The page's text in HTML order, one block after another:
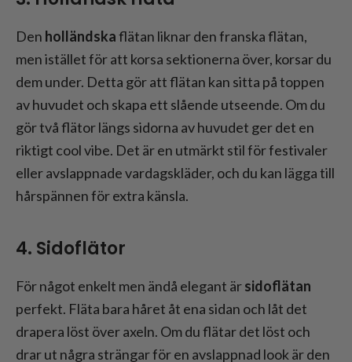
Den holländskaflätan liknar den franska flätan,
men istället för att korsa sektionerna över, korsar du
dem under. Detta gör att flätan kan sitta på toppen
av huvudet och skapa ett slående utseende. Om du
gör två flätor längs sidorna av huvudet ger det en
riktigt cool vibe. Det är en utmärkt stil för festivaler
eller avslappnade vardagskläder, och du kan lägga till
hårspännen för extra känsla.
4. Sidoflätor
För något enkelt men ändå elegant ärsidoflätan
perfekt. Fläta bara håret åt ena sidan och låt det
drapera löst över axeln. Om du flätar det löst och
drar ut några strängar för en avslappnad look är den